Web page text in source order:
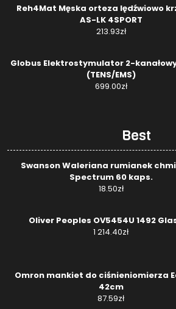
Reh4Mat Męska orteza lędźwiowo
AS-LK 4SPORT
213.93zł
Globus Elektrostymulator 2-kanałowy
(TENS/EMS)
699.00zł
Best
Swanson Waleriana rumianek
Spectrum 60 kaps.
18.50zł
Oliver Peoples OV5454U 1492
1 214.40zł
Omron mankiet do ciśnieniomierza
42cm
87.59zł